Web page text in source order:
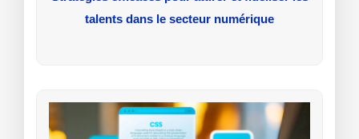
talents dans le secteur numérique